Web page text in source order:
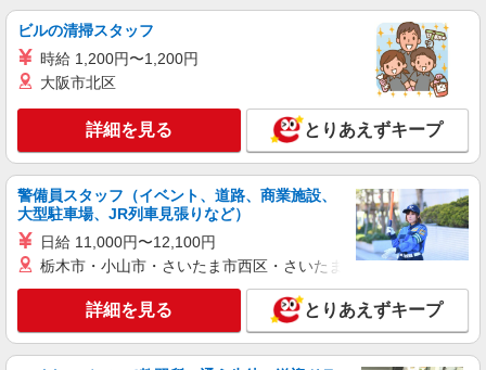
コンパスグループ・ジャパン株式会社 20988_p
調理補助【アルバイト・パート】
時給1,350円以上 試用期間中 時給1,350円以上
ＳＵＢＡＲＵ本社 （東京都渋谷区恵比寿1-
20-8）
キープ 詳細を見る
コンパスグループ・ジャパン株式会社 21051_p
調理員【アルバイト・パート】
時給1,900円以上 試用期間中 時給1,900円以上
(試用期間2ヶ月) 残業が発生した場合、残業代を1
分単位で別途支給します。
全国設計事務所健康保険組合 （東京都渋谷区
ビルの清掃スタッフ
時給 1,200円〜1,200円
大阪市北区
詳細を見る とりあえずキープ
警備員スタッフ（イベント、道路、商業施設、
大型駐車場、JR列車見張りなど）
日給 11,000円〜12,100円
栃木市・小山市・さいたま市西区・さいたま市岩槻区・久喜市・
詳細を見る とりあえずキープ